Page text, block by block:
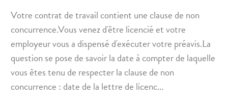
Votre contrat de travail contient une clause de non
concurrence.Vous venez d'être licencié et votre
employeur vous a dispensé d'exécuter votre préavis.La
question se pose de savoir la date à compter de laquelle
vous êtes tenu de respecter la clause de non
concurrence : date de la lettre de licenc...